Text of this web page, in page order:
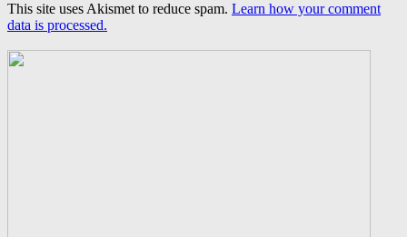
This site uses Akismet to reduce spam. Learn how your comment
data is processed.